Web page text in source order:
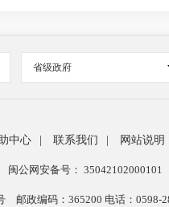
省级政府
中心 联系我们 网站说明
闽公网安备号： 35042102000101
邮政编码：365200 电话：0598-